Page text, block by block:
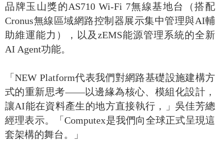
品牌玉山獎的AS710 Wi-Fi 7無線基地台（搭配
Cronus無線區域網路控制器展示集中管理與AI輔
助維運能力），以及zEMS能源管理系統的全新
AI Agent功能。
「NEW Platform代表我們對網路基礎設施建構方
式的重新思考——以邊緣為核心、模組化設計，
讓AI能在資料產生的地方直接執行，」吳佳芳總
經理表示。「Computex是我們向全球正式呈現這
套架構的舞台。」